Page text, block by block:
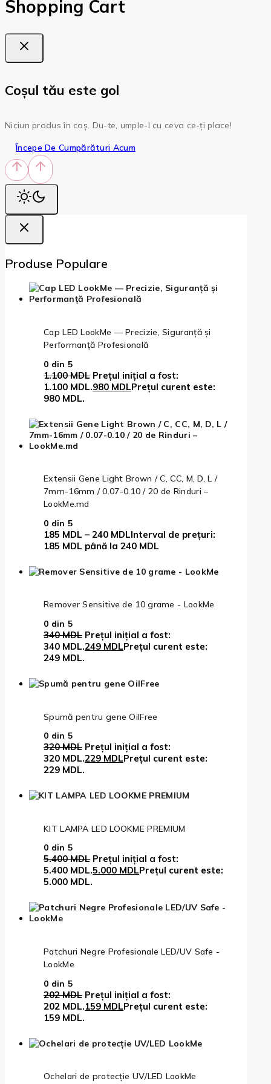
Shopping Cart
Coșul tău este gol
Niciun produs în coș. Du-te, umple-l cu ceva ce-ți place!
Începe De Cumpărături Acum
Produse Populare
Cap LED LookMe — Precizie, Siguranță și
Performanță Profesională
0 din 5
1.100MDL Prețul inițial a fost:
1.100 MDL.980 MDLPrețul curent este:
980 MDL.
Extensii Gene Light Brown / C, CC, M, D, L /
7mm-16mm / 0.07-0.10 / 20 de Rinduri –
LookMe.md
0 din 5
185 MDL – 240 MDLInterval de prețuri:
185 MDL până la 240 MDL
Remover Sensitive de 10 grame - LookMe
0 din 5
340MDL Prețul inițial a fost:
340 MDL.249 MDLPrețul curent este:
249 MDL.
Spumă pentru gene OilFree
0 din 5
320MDL Prețul inițial a fost:
320 MDL.229 MDLPrețul curent este:
229 MDL.
KIT LAMPA LED LOOKME PREMIUM
0 din 5
5.400MDL Prețul inițial a fost:
5.400 MDL.5.000 MDLPrețul curent este:
5.000 MDL.
Patchuri Negre Profesionale LED/UV Safe -
LookMe
0 din 5
202MDL Prețul inițial a fost:
202 MDL.159 MDLPrețul curent este:
159 MDL.
Ochelari de protecție UV/LED LookMe